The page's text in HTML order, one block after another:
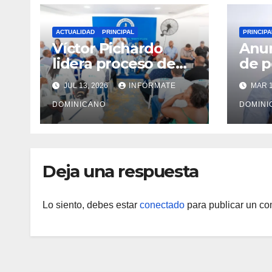
ACTUALIDAD PRINCIPAL
Víctor Pichardo
lidera proceso de
reestructuración y
fortalecimiento del
PRM en Monte
Plata
JUL 13, 2026 INFÓRMATE
DOMINICANO
de
MAR
Deja una respuesta
Lo siento, debes estar conectado para publicar un